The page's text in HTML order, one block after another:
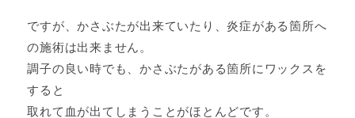
ですが、かさぶたが出来ていたり、炎症がある箇所へ
の施術は出来ません。
調子の良い時でも、かさぶたがある箇所にワックスを
すると
取れて血が出てしまうことがほとんどです。